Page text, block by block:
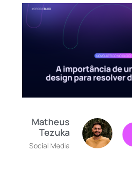
Matheus
Tezuka
Social Media